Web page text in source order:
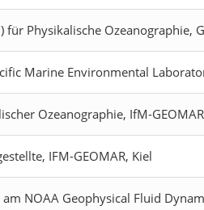
für Physikalische Ozeanographie,
Marine Environmental
Ozeanographie, IfM-
IFM-GEOMAR, Kiel
NOAA Geophysical Fluid